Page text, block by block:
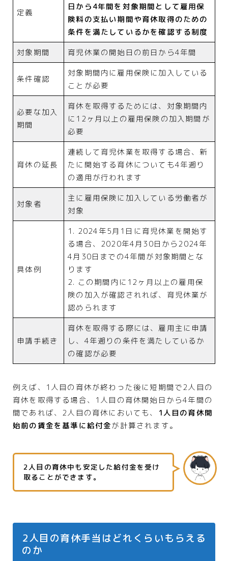
定義
日から4年間を対象期間として雇用保
険料の支払い期間や育休取得のための
条件を満たしているかを確認する制度
対象期間
育児休業の開始日の前日から4年間
条件確認
対象期間内に雇用保険に加入している
ことが必要
必要な加入
期間
育休を取得するためには、対象期間内
に12ヶ月以上の雇用保険の加入期間が
必要
育休の延長
連続して育児休業を取得する場合、新
たに開始する育休についても4年遡り
の適用が行われます
対象者
主に雇用保険に加入している労働者が
対象
具体例
1. 2024年5月1日に育児休業を開始す
る場合、2020年4月30日から2024年
4月30日までの4年間が対象期間とな
ります
2. この期間内に12ヶ月以上の雇用保
険の加入が確認されれば、育児休業が
認められます
申請手続き
育休を取得する際には、雇用主に申請
し、4年遡りの条件を満たしているか
の確認が必要
例えば、1人目の育休が終わった後に短期間で2人目の
育休を取得する場合、1人目の育休開始日から4年間の
間であれば、2人目の育休においても、
1人目の育休開
始前の賃金を基準に給付金が計算されます。
2人目の育休中も安定した給付金を受け
取ることができます。
2人目の育休手当はどれくらいもらえる
のか